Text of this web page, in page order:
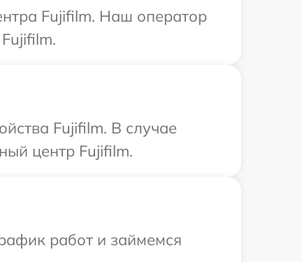
Fujifilm. Наш оператор
Fujifilm. В случае
центр Fujifilm.
работ и займемся